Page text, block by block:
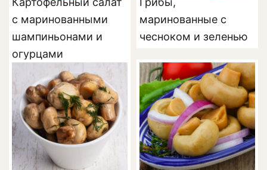
с маринованными
шампиньонами и
огурцами
маринованные с
чесноком и зеленью